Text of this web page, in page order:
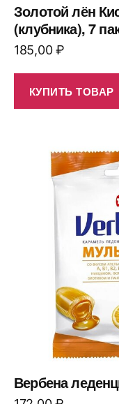
Золотой лён
(клубника), 7
185,00₽
КУПИТЬ ТОВАР
Вербена